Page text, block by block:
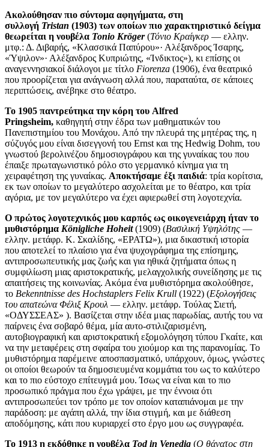
Ακολούθησαν πιο σύντομα αφηγήματα, στη
συλλογή Tristan (1903) των οποίων πιο χαρακτηριστικό δείγμα
θεωρείται η νουβέλα Tonio Kröger(Τόνιο Κραίγκερ ― ελλην.
μτφ.: Δ. Διβαρής, «Κλασσικά Παπύρου»· Αλέξανδρος Ίσαρης,
«Ύψιλον»· Αλέξανδρος Κυπριώτης, «Ίνδικτος»), κι επίσης οι
αναγεννησιακοί διάλογοι με τίτλο Fiorenza (1906), ένα θεατρικό
που προορίζεται για ανάγνωση αλλά που, παραταύτα, σε κάποιες
περιπτώσεις, ανέβηκε στο θέατρο.
Το 1905 παντρεύτηκα την κόρη του Alfred
Pringsheim, καθηγητή στην έδρα των μαθηματικών του
Πανεπιστημίου του Μονάχου. Από την πλευρά της μητέρας της, η
σύζυγός μου είναι δισεγγονή του Ernst και της Hedwig Dohm, του
γνωστού βερολινέζου δημοσιογράφου και της γυναίκας του που
έπαιξε πρωταγωνιστικό ρόλο στο γερμανικό κίνημα για τη
χειραφέτηση της γυναίκας. Αποκτήσαμε έξι παιδιά: τρία κορίτσια,
εκ των οποίων το μεγαλύτερο ασχολείται με το θέατρο, και τρία
αγόρια, με τον μεγαλύτερο να έχει αφιερωθεί στη λογοτεχνία.
Ο πρώτος λογοτεχνικός μου καρπός ως οικογενειάρχη ήταν το
μυθιστόρημα Königliche Hoheit (1909) (Βασιλική Υψηλότης ―
ελλην. μετάφρ. Κ. Σκαλίδης, «ΕΡΑΤΩ»), μια δικαστική ιστορία
που αποτελεί το πλαίσιο για ένα ψυχογράφημα της επίσημης,
αντιπροσωπευτικής μας ζωής και για ηθικά ζητήματα όπως η
συμφιλίωση μιας αριστοκρατικής, μελαγχολικής συνείδησης με τις
απαιτήσεις της κοινωνίας. Ακόμα ένα μυθιστόρημα ακολούθησε,
το Bekenntnisse des Hochstaplers Felix Krull (1922) (Εξολογήσεις
του απατεώνα Φέλιξ Κρουλ ― ελλην. μετάφρ. Τούλας Σιετή,
«ΟΔΥΣΣΕΑΣ» ). Βασίζεται στην ιδέα μιας παρωδίας, αυτής του να
παίρνεις ένα σοβαρό θέμα, μία αυτο-στιλιζαρισμένη,
αυτοβιογραφική και αριστοκρατική εξομολόγηση τύπου Γκαίτε, και
να την μεταφέρεις στη σφαίρα του χιούμορ και της παρανομίας. Το
μυθιστόρημα παρέμεινε αποσπασματικό, υπάρχουν, όμως, γνώστες
οι οποίοι θεωρούν τα δημοσιευμένα κομμάτια του ως το καλύτερο
και το πιο εύστοχο επίτευγμά μου. Ίσως να είναι και το πιο
προσωπικό πράγμα που έχω γράψει, με την έννοια ότι
αντιπροσωπεύει τον τρόπο με τον οποίον καταπιάνομαι με την
παράδοση: με αγάπη αλλά, την ίδια στιγμή, και με διάθεση
αποδόμησης, κάτι που κυριαρχεί στο έργο μου ως συγγραφέα.
Το 1913 η εκδόθηκε η νουβέλα Tod in Venedig (Ο θάνατος στη